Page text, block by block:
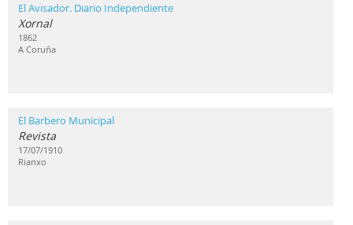
El Avisador. Diario Independiente
Xornal
1862
A Coruña
El Barbero Municipal
Revista
17/07/1910
Rianxo